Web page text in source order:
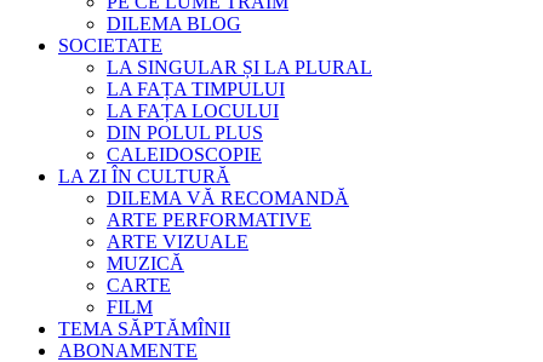
DILEMA BLOG
SOCIETATE
LA SINGULAR ȘI LA PLURAL
LA FAȚA TIMPULUI
LA FAȚA LOCULUI
DIN POLUL PLUS
CALEIDOSCOPIE
LA ZI ÎN CULTURĂ
DILEMA VĂ RECOMANDĂ
ARTE PERFORMATIVE
ARTE VIZUALE
MUZICĂ
CARTE
FILM
TEMA SĂPTĂMÎNII
ABONAMENTE